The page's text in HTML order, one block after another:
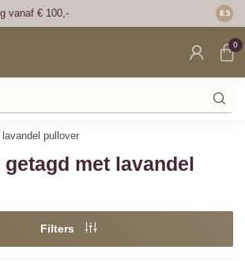
vanaf € 100,- Voor
8.5
0
lavandel pullover
met lavandel
Filters